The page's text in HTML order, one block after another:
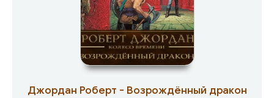
Джордан Роберт - Возрождённый дракон